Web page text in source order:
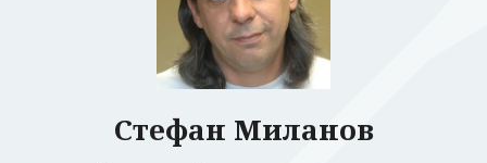
Стефан Миланов